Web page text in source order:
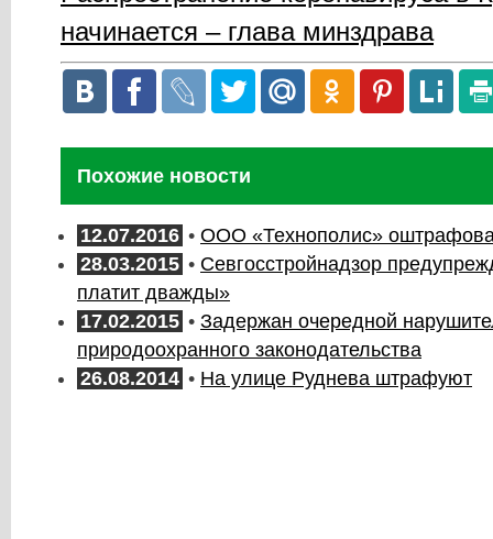
начинается – глава минздрава
Похожие новости
12.07.2016 • ООО «Технополис»
28.03.2015 • Севгосстройнадзор
платит дважды»
17.02.2015 • Задержан очередной
природоохранного законодательства
26.08.2014 • На улице Руднева штрафуют